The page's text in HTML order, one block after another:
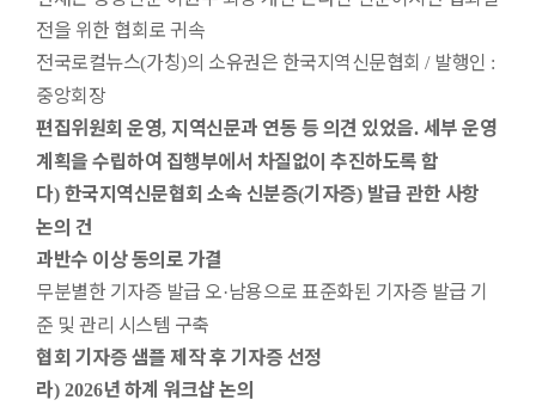
전을 위한 협회로 귀속
전국로컬뉴스(가칭)의 소유권은 한국지역신문협회 / 발행인 :
중앙회장
편집위원회 운영, 지역신문과 연동 등 의견 있었음. 세부 운영
계획을 수립하여 집행부에서 차질없이 추진하도록 함
다) 한국지역신문협회 소속 신분증(기자증) 발급 관한 사항
논의 건
과반수 이상 동의로 가결
무분별한 기자증 발급 오·남용으로 표준화된 기자증 발급 기
준 및 관리 시스템 구축
협회 기자증 샘플 제작 후 기자증 선정
라) 2026년 하계 워크샵 논의